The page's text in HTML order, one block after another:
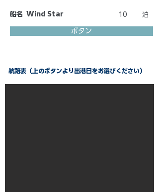
船名 Wind Star 10 泊
ボタン
航路表（上のボタンより出港日をお選びください）